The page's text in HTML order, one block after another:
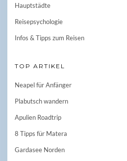
Hauptstädte
Reisepsychologie
Infos & Tipps zum Reisen
TOP ARTIKEL
Neapel für Anfänger
Plabutsch wandern
Apulien Roadtrip
8 Tipps für Matera
Gardasee Norden